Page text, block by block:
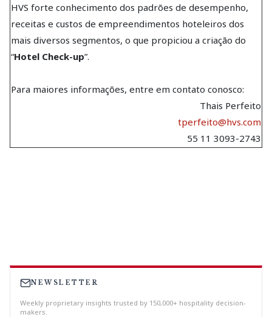
HVS forte conhecimento dos padrões de desempenho,
receitas e custos de empreendimentos hoteleiros dos
mais diversos segmentos, o que propiciou a criação do
“Hotel Check-up”.
Para maiores informações, entre em contato conosco:
Thais Perfeito
tperfeito@hvs.com
55 11 3093-2743
NEWSLETTER
Weekly proprietary insights trusted by 150,000+ hospitality decision-
makers.